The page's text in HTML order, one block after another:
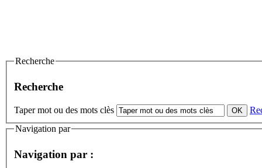
Recherche
Recherche
Taper mot ou des mots clès
Navigation par
Navigation par :